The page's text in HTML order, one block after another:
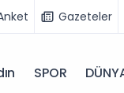
Gazeteler
SPOR